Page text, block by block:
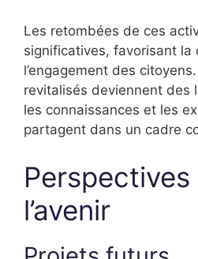
Les retombées de ces
significatives, favorisant la
l’engagement des
revitalisés deviennent des
les connaissances et les
partagent dans un cadre
l’avenir